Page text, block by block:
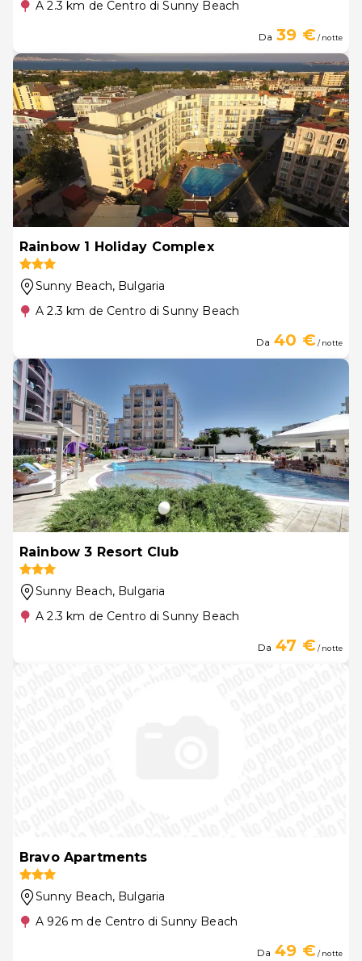
A 2.3 km de Centro di Sunny Beach
Da 39 €/ notte
Rainbow 1 Holiday Complex
Sunny Beach, Bulgaria
A 2.3 km de Centro di Sunny Beach
Da 40 €/ notte
Rainbow 3 Resort Club
Sunny Beach, Bulgaria
A 2.3 km de Centro di Sunny Beach
Da 47 €/ notte
Bravo Apartments
Sunny Beach, Bulgaria
A 926 m de Centro di Sunny Beach
Da 49 €/ notte